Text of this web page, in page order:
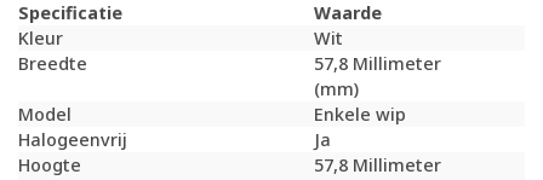
Specificatie
Waarde
Kleur
Wit
Breedte
57,8 Millimeter
(mm)
Model
Enkele wip
Halogeenvrij
Ja
Hoogte
57,8 Millimeter